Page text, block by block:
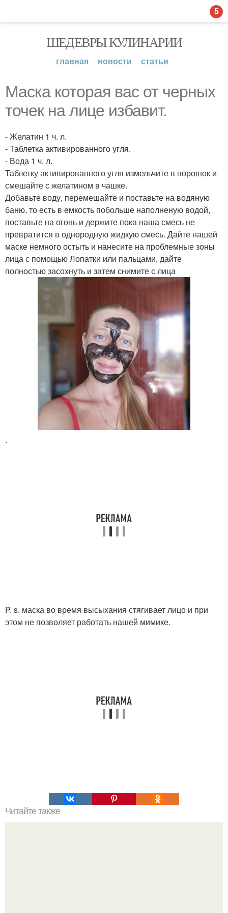
ШЕДЕВРЫ КУЛИНАРИИ
главная новости статьи
Маска которая вас от черных
точек на лице избавит.
- Желатин 1 ч. л.
- Таблетка активированного угля.
- Вода 1 ч. л.
Таблетку активированного угля измельчите в порошок и
смешайте с желатином в чашке.
Добавьте воду, перемешайте и поставьте на водяную
баню, то есть в емкость побольше наполненую водой,
поставьте на огонь и держите пока наша смесь не
превратится в однородную жидкую смесь. Дайте нашей
маске немного остыть и нанесите на проблемные зоны
лица с помощью Лопатки или пальцами, дайте
полностью засохнуть и затем снимите с лица
.
P. s. маска во время высыхания стягивает лицо и при
этом не позволяет работать нашей мимике.
Читайте также
5